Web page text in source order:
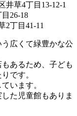
草4丁目13-12-1
26-18
丁目41-11
う広くて緑豊かな公
あるため、子ども
です。
います。
た児童館もありま